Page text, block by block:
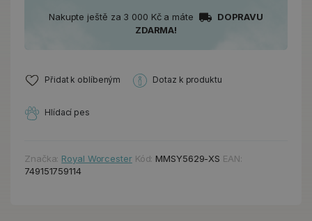
Nakupte ještě za 3 000 Kč a máte
DOPRAVU
ZDARMA!
Přidat k oblíbeným Dotaz k produktu
Hlídací pes
Značka: Royal Worcester Kód: MMSY5629-XS EAN:
749151759114